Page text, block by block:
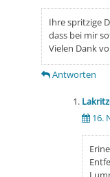
Ihre spritzige
dass bei mir
Vielen Dank
Antworten
16.